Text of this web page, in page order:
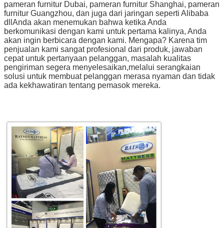
pameran furnitur Dubai, pameran furnitur Shanghai, pameran
furnitur Guangzhou, dan juga dari jaringan seperti Alibaba
dllAnda akan menemukan bahwa ketika Anda
berkomunikasi dengan kami untuk pertama kalinya, Anda
akan ingin berbicara dengan kami. Mengapa? Karena tim
penjualan kami sangat profesional dari produk, jawaban
cepat untuk pertanyaan pelanggan, masalah kualitas
pengiriman segera menyelesaikan,melalui serangkaian
solusi untuk membuat pelanggan merasa nyaman dan tidak
ada kekhawatiran tentang pemasok mereka.